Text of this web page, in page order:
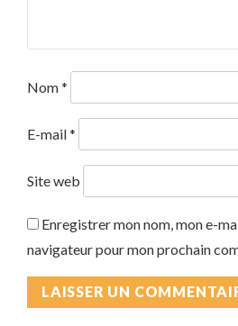
Nom*
E-mail*
Site web
Enregistrer mon nom, mon e-
navigateur pour mon prochain